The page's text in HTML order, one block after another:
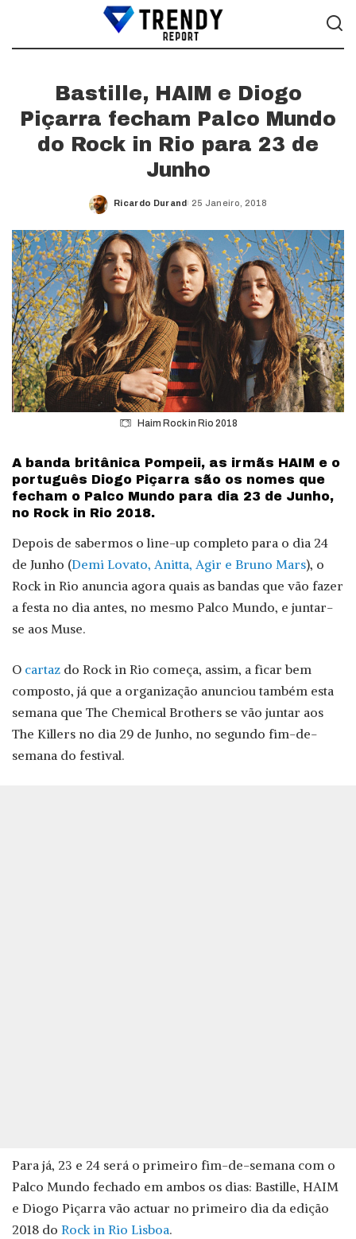
Bastille, HAIM e Diogo
Piçarra fecham Palco Mundo
do Rock in Rio para 23 de
Junho
Posted
Ricardo Durand 25 Janeiro, 2018
Haim Rock in Rio 2018
A banda britânica Pompeii, as irmãs HAIM e o
português Diogo Piçarra são os nomes que
fecham o Palco Mundo para dia 23 de Junho,
no Rock in Rio 2018.
Depois de sabermos o line-up completo para o dia 24
de Junho (Demi Lovato, Anitta, Agir e Bruno Mars), o
Rock in Rio anuncia agora quais as bandas que vão fazer
a festa no dia antes, no mesmo Palco Mundo, e juntar-
se aos Muse.
O cartaz do Rock in Rio começa, assim, a ficar bem
composto, já que a organização anunciou também esta
semana que The Chemical Brothers se vão juntar aos
The Killers no dia 29 de Junho, no segundo fim-de-
semana do festival.
Para já, 23 e 24 será o primeiro fim-de-semana com o
Palco Mundo fechado em ambos os dias: Bastille, HAIM
e Diogo Piçarra vão actuar no primeiro dia da edição
2018 do Rock in Rio Lisboa.